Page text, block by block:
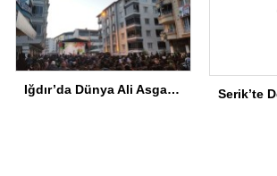
Iğdır’da Dünya Ali Asgar Günü Duygu Dolu Programla İdrak Edildi